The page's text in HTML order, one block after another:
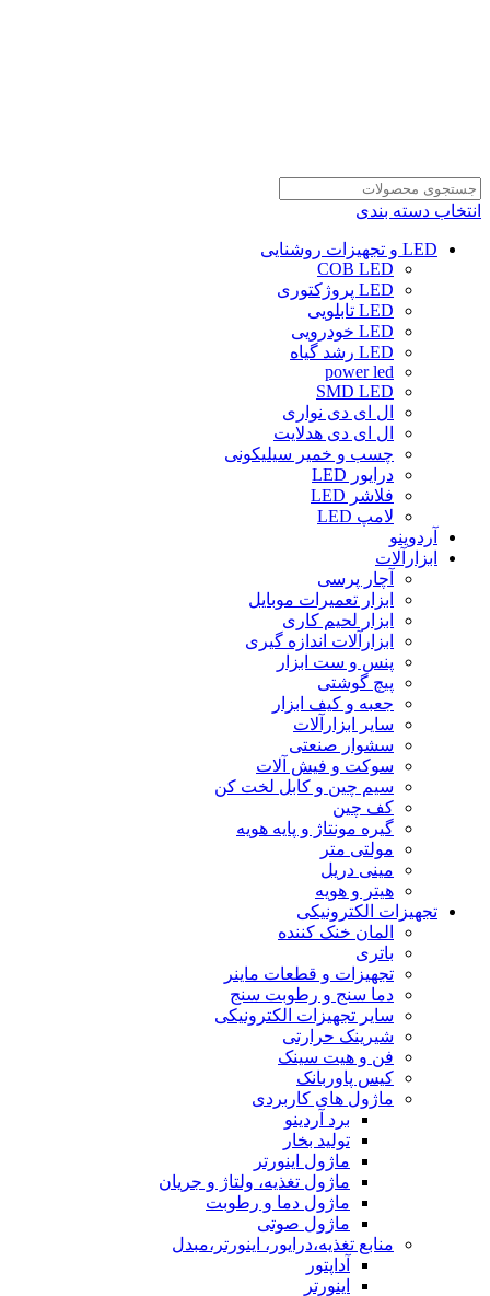
انتخاب دسته بندی
LED و تجهیزات روشنایی
COB LED
LED پروژکتوری
LED تابلویی
LED خودرویی
LED رشد گیاه
power led
SMD LED
ال ای دی نواری
ال ای دی هدلایت
چسب و خمیر سیلیکونی
درایور LED
فلاشر LED
لامپ LED
آردوینو
ابزارآلات
آچار پرسی
ابزار تعمیرات موبایل
ابزار لحیم کاری
ابزارآلات اندازه گیری
پنس و ست ابزار
پیچ گوشتی
جعبه و کیف ابزار
سایر ابزارآلات
سشوار صنعتی
سوکت و فیش آلات
سیم چین و کابل لخت کن
کف چین
گیره مونتاژ و پایه هویه
مولتی متر
مینی دریل
هیتر و هویه
تجهیزات الکترونیکی
المان خنک کننده
باتری
تجهیزات و قطعات ماینر
دما سنج و رطوبت سنج
سایر تجهیزات الکترونیکی
شیرینک حرارتی
فن و هیت سینک
کیس پاوربانک
ماژول های کاربردی
برد آردینو
تولید بخار
ماژول اینورتر
ماژول تغذیه، ولتاژ و جریان
ماژول دما و رطوبت
ماژول صوتی
منابع تغذیه،درایور، اینورتر،مبدل
آداپتور
اینورتر